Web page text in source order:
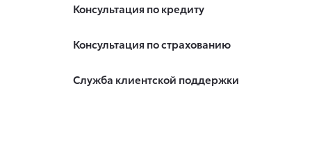
Консультация по кредиту
Консультация по страхованию
Служба клиентской поддержки